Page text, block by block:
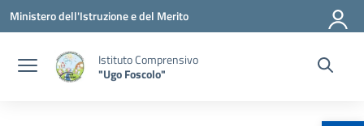
Vai ai contenuti
Vai al menu di navigazione
Vai al footer
Ministero dell'Istruzione e del Merito
Istituto Comprensivo
"Ugo Foscolo"